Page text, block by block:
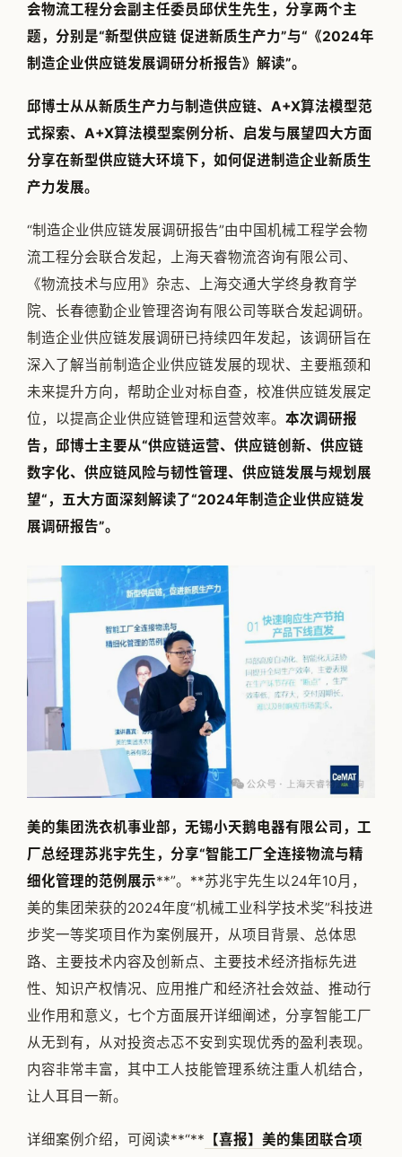
会物流工程分会副主任委员邱伏生先生，分享两个主
题，分别是“新型供应链 促进新质生产力”与“《2024年
制造企业供应链发展调研分析报告》解读”。
邱博士从从新质生产力与制造供应链、A+X算法模型范
式探索、A+X算法模型案例分析、启发与展望四大方面
分享在新型供应链大环境下，如何促进制造企业新质生
产力发展。
“制造企业供应链发展调研报告”由中国机械工程学会物
流工程分会联合发起，上海天睿物流咨询有限公司、
《物流技术与应用》杂志、上海交通大学终身教育学
院、长春德勤企业管理咨询有限公司等联合发起调研。
制造企业供应链发展调研已持续四年发起，该调研旨在
深入了解当前制造企业供应链发展的现状、主要瓶颈和
未来提升方向，帮助企业对标自查，校准供应链发展定
位，以提高企业供应链管理和运营效率。 本次调研报
告，邱博士主要从“供应链运营、供应链创新、供应链
数字化、供应链风险与韧性管理、供应链发展与规划展
望“，五大方面深刻解读了“2024年制造企业供应链发
展调研报告”。
美的集团洗衣机事业部，无锡小天鹅电器有限公司，工
厂总经理苏兆宇先生，分享“智能工厂全连接物流与精
细化管理的范例展示**”。**苏兆宇先生以24年10月，
美的集团荣获的2024年度“机械工业科学技术奖”科技进
步奖一等奖项目作为案例展开，从项目背景、总体思
路、主要技术内容及创新点、主要技术经济指标先进
性、知识产权情况、应用推广和经济社会效益、推动行
业作用和意义，七个方面展开详细阐述，分享智能工厂
从无到有，从对投资忐忑不安到实现优秀的盈利表现。
内容非常丰富，其中工人技能管理系统注重人机结合，
让人耳目一新。
详细案例介绍，可阅读**“** 【喜报】美的集团联合项